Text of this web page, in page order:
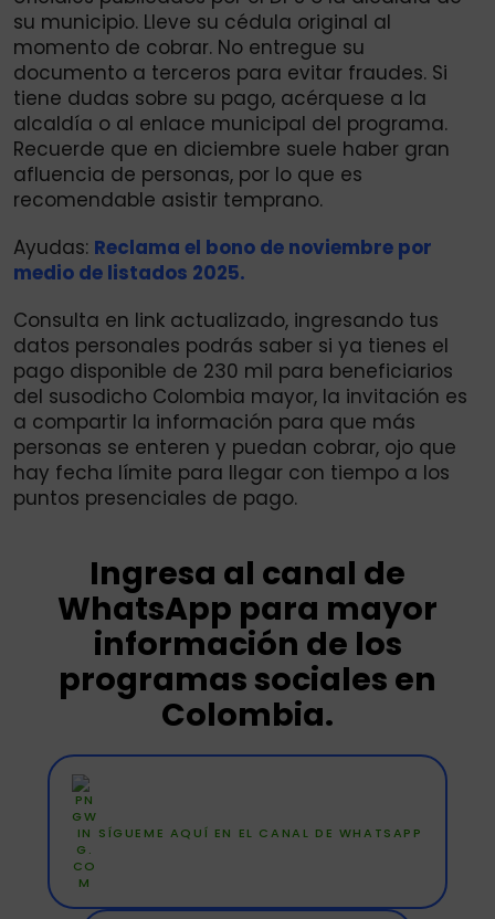
su municipio. Lleve su cédula original al
momento de cobrar. No entregue su
documento a terceros para evitar fraudes. Si
tiene dudas sobre su pago, acérquese a la
alcaldía o al enlace municipal del programa.
Recuerde que en diciembre suele haber gran
afluencia de personas, por lo que es
recomendable asistir temprano.
Ayudas: Reclama el bono de noviembre por
medio de listados 2025.
Consulta en link actualizado, ingresando tus
datos personales podrás saber si ya tienes el
pago disponible de 230 mil para beneficiarios
del susodicho Colombia mayor, la invitación es
a compartir la información para que más
personas se enteren y puedan cobrar, ojo que
hay fecha límite para llegar con tiempo a los
puntos presenciales de pago.
Ingresa al canal de
WhatsApp para mayor
información de los
programas sociales en
Colombia.
SÍGUEME AQUÍ EN EL CANAL DE WHATSAPP